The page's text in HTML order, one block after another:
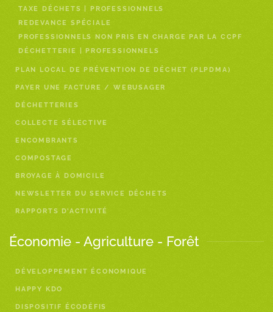
TAXE DÉCHETS | PROFESSIONNELS
REDEVANCE SPÉCIALE
PROFESSIONNELS NON PRIS EN CHARGE PAR LA CCPF
DÉCHETTERIE | PROFESSIONNELS
PLAN LOCAL DE PRÉVENTION DE DÉCHET (PLPDMA)
PAYER UNE FACTURE / WEBUSAGER
DÉCHETTERIES
COLLECTE SÉLECTIVE
ENCOMBRANTS
COMPOSTAGE
BROYAGE À DOMICILE
NEWSLETTER DU SERVICE DÉCHETS
RAPPORTS D’ACTIVITÉ
Économie - Agriculture - Forêt
DÉVELOPPEMENT ÉCONOMIQUE
HAPPY KDO
DISPOSITIF ÉCODÉFIS